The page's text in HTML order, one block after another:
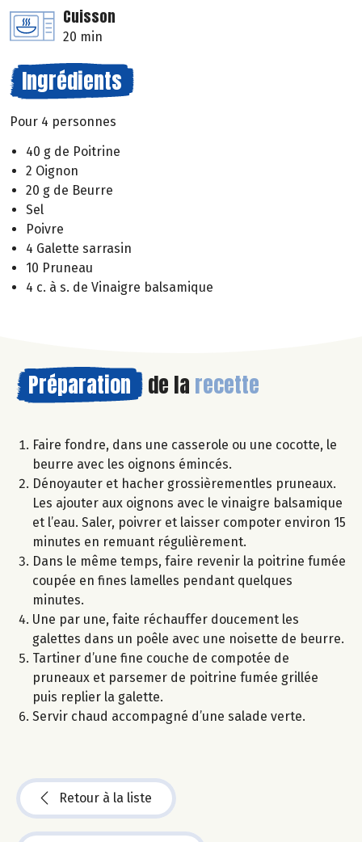
Cuisson
20 min
Ingrédients
Pour 4 personnes
40 g de Poitrine
2 Oignon
20 g de Beurre
Sel
Poivre
4 Galette sarrasin
10 Pruneau
4 c. à s. de Vinaigre balsamique
Préparation de la recette
Faire fondre, dans une casserole ou une cocotte, le
beurre avec les oignons émincés.
Dénoyauter et hacher grossièrementles pruneaux.
Les ajouter aux oignons avec le vinaigre balsamique
et l’eau. Saler, poivrer et laisser compoter environ 15
minutes en remuant régulièrement.
Dans le même temps, faire revenir la poitrine fumée
coupée en fines lamelles pendant quelques
minutes.
Une par une, faite réchauffer doucement les
galettes dans un poêle avec une noisette de beurre.
Tartiner d’une fine couche de compotée de
pruneaux et parsemer de poitrine fumée grillée
puis replier la galette.
Servir chaud accompagné d’une salade verte.
Retour à la liste